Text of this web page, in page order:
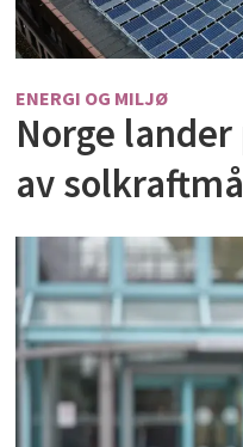
ENERGI OG MILJØ
Norge
av